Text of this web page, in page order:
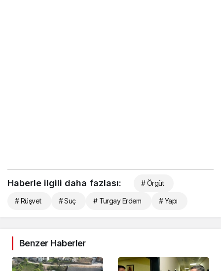
Haberle ilgili daha fazlası: # Örgüt
# Rüşvet # Suç # Turgay Erdem # Yapı
Benzer Haberler